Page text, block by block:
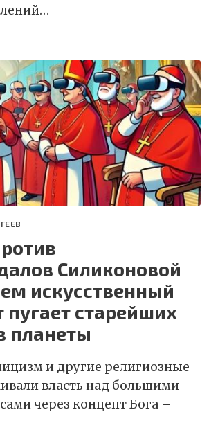
Силиконовой
искусственный
пугает старейших
планеты
и другие религиозные
власть над большими
через концепт Бога –